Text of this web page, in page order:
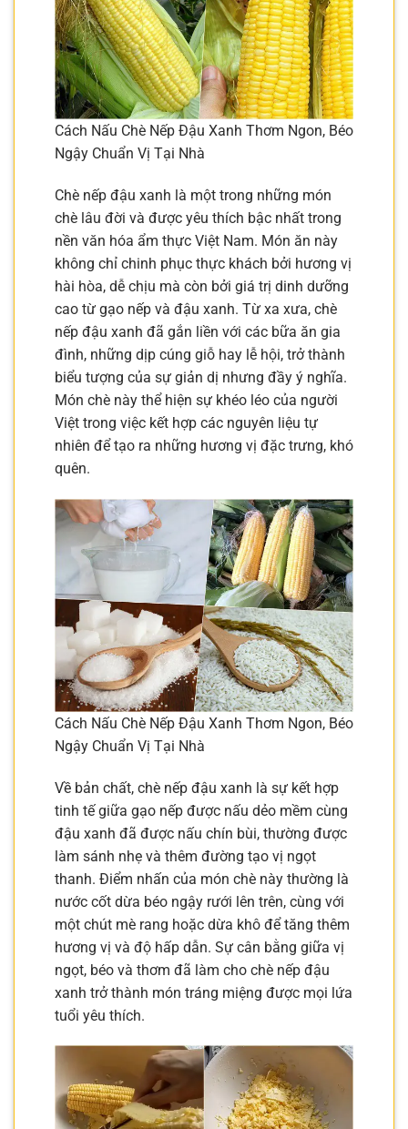
Cách Nấu Chè Nếp Đậu Xanh Thơm Ngon, Béo
Ngậy Chuẩn Vị Tại Nhà
Chè nếp đậu xanh là một trong những món
chè lâu đời và được yêu thích bậc nhất trong
nền văn hóa ẩm thực Việt Nam. Món ăn này
không chỉ chinh phục thực khách bởi hương vị
hài hòa, dễ chịu mà còn bởi giá trị dinh dưỡng
cao từ gạo nếp và đậu xanh. Từ xa xưa, chè
nếp đậu xanh đã gắn liền với các bữa ăn gia
đình, những dịp cúng giỗ hay lễ hội, trở thành
biểu tượng của sự giản dị nhưng đầy ý nghĩa.
Món chè này thể hiện sự khéo léo của người
Việt trong việc kết hợp các nguyên liệu tự
nhiên để tạo ra những hương vị đặc trưng, khó
quên.
Cách Nấu Chè Nếp Đậu Xanh Thơm Ngon, Béo
Ngậy Chuẩn Vị Tại Nhà
Về bản chất, chè nếp đậu xanh là sự kết hợp
tinh tế giữa gạo nếp được nấu dẻo mềm cùng
đậu xanh đã được nấu chín bùi, thường được
làm sánh nhẹ và thêm đường tạo vị ngọt
thanh. Điểm nhấn của món chè này thường là
nước cốt dừa béo ngậy rưới lên trên, cùng với
một chút mè rang hoặc dừa khô để tăng thêm
hương vị và độ hấp dẫn. Sự cân bằng giữa vị
ngọt, béo và thơm đã làm cho chè nếp đậu
xanh trở thành món tráng miệng được mọi lứa
tuổi yêu thích.